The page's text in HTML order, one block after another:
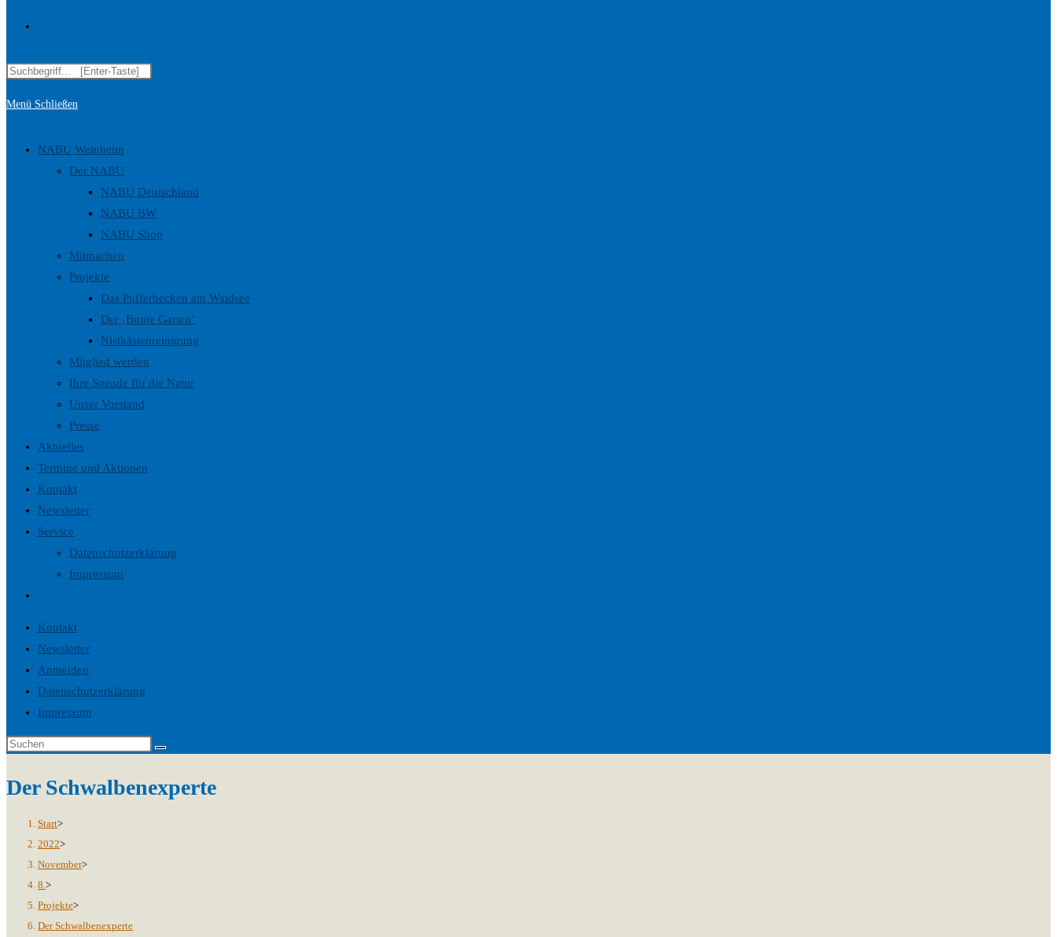
Suche
Diese
durchsuchen
Menü Schließen
NABU Weinheim
Der NABU
NABU Deutschland
NABU BW
NABU Shop
Mitmachen
Projekte
Das Pufferbecken am Waidsee
Der ‚Bunte Garten‘
Nistkästenreinigung
Mitglied werden
Ihre Spende für die Natur
Unser Vorstand
Presse
Aktuelles
Termine und Aktionen
Kontakt
Newsletter
Service
Datenschutzerklärung
Impressum
umschalten
Kontakt
Newsletter
Anmelden
Datenschutzerklärung
Impressum
Der Schwalbenexperte
Start>
2022>
November>
8. >
Projekte>
Der Schwalbenexperte